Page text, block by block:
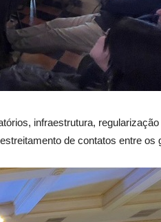
infraestrutura,
de contatos entre os